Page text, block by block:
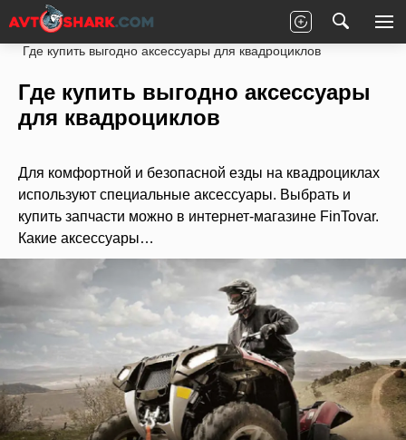
Главная Статьи
Новости партнеров
Где купить выгодно аксессуары для квадроциклов
Где купить выгодно аксессуары
для квадроциклов
Для комфортной и безопасной езды на квадроциклах
используют специальные аксессуары. Выбрать и
купить запчасти можно в интернет-магазине FinTovar.
Какие аксессуары…